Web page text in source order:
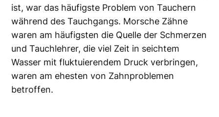
ist, war das häufigste Problem von Tauchern
während des Tauchgangs. Morsche Zähne
waren am häufigsten die Quelle der Schmerzen
und Tauchlehrer, die viel Zeit in seichtem
Wasser mit fluktuierendem Druck verbringen,
waren am ehesten von Zahnproblemen
betroffen.